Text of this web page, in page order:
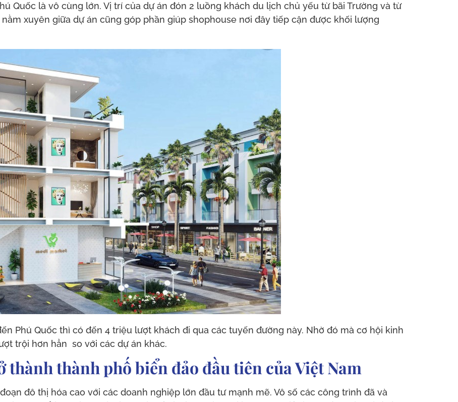
Quốc là vô cùng lớn. Vị trí của dự án đón 2 luồng khách du lịch chủ yếu từ bãi Trường và từ
xuyên giữa dự án cũng góp phần giúp shophouse nơi đây tiếp cận được khối lượng
Phú Quốc thì có đến 4 triệu lượt khách đi qua các tuyến đường này. Nhờ đó mà cơ hội kinh
trội hơn hẳn so với các dự án khác.
thành thành phố biển đảo đầu tiên của Việt Nam
đô thị hóa cao với các doanh nghiệp lớn đầu tư mạnh mẽ. Vô số các công trình đã và